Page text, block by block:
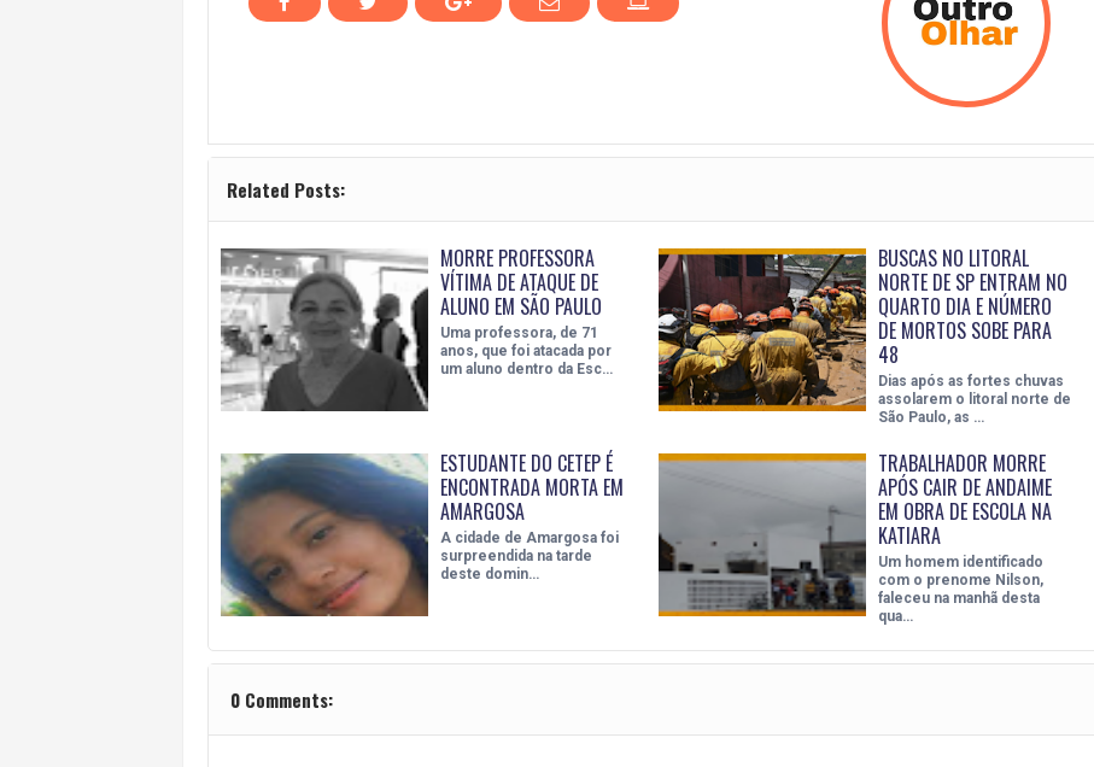
Related Posts:
MORRE PROFESSORA
VÍTIMA DE ATAQUE DE
ALUNO EM SÃO PAULO
Uma professora, de 71
anos, que foi atacada por
um aluno dentro da Esc…
BUSCAS NO LITORAL
NORTE DE SP ENTRAM NO
QUARTO DIA E NÚMERO
DE MORTOS SOBE PARA
48
Dias após as fortes chuvas
assolarem o litoral norte de
São Paulo, as …
ESTUDANTE DO CETEP É
ENCONTRADA MORTA EM
AMARGOSA
A cidade de Amargosa foi
surpreendida na tarde
deste domin…
TRABALHADOR MORRE
APÓS CAIR DE ANDAIME
EM OBRA DE ESCOLA NA
KATIARA
Um homem identificado
com o prenome Nilson,
faleceu na manhã desta
qua…
0 Comments: